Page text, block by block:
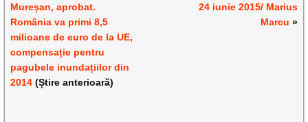
Mureșan, aprobat.
România va primi 8,5
milioane de euro de la UE,
compensație pentru
pagubele inundațiilor din
2014 (Știre anterioară)
24 iunie 2015/ Marius
Marcu »